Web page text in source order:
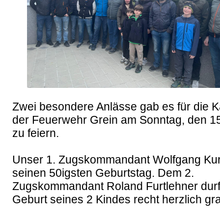
Zwei besondere Anlässe gab es für die
der Feuerwehr Grein am Sonntag, den
zu feiern.
Unser 1. Zugskommandant Wolfgang
seinen 50igsten Geburtstag. Dem 2.
Zugskommandant Roland Furtlehner
Geburt seines 2 Kindes recht herzlich